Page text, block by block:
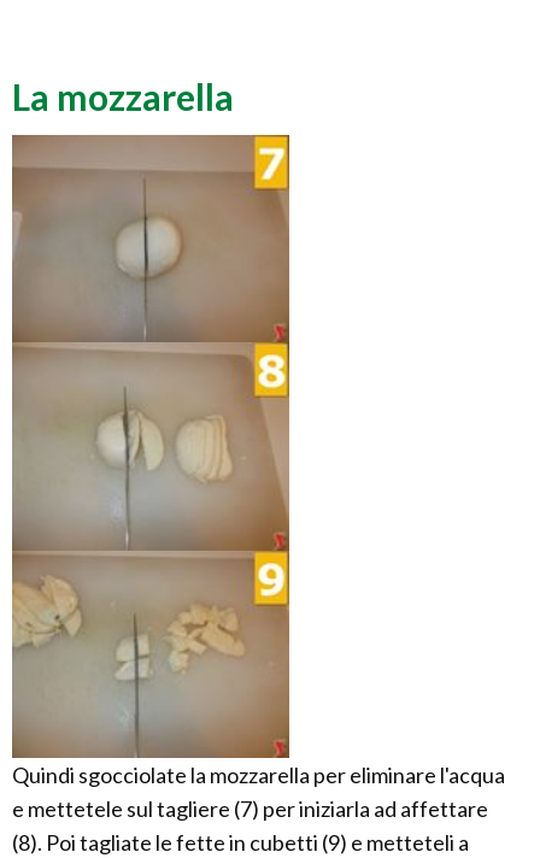
La mozzarella
Quindi sgocciolate la mozzarella per eliminare l'acqua
e mettetele sul tagliere (7) per iniziarla ad affettare
(8). Poi tagliate le fette in cubetti (9) e metteteli a